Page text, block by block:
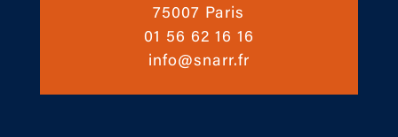
75007 Paris
01 56 62 16 16
info@snarr.fr